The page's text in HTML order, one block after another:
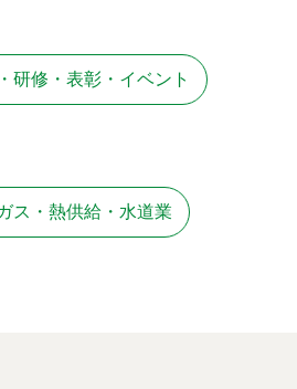
研修・表彰・イベント
ス・熱供給・水道業